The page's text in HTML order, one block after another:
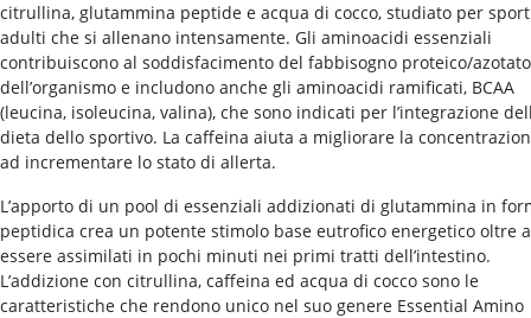
citrullina, glutammina peptide e acqua di cocco, studiato per
adulti che si allenano intensamente. Gli aminoacidi essenziali
contribuiscono al soddisfacimento del fabbisogno proteico/azotato
dell’organismo e includono anche gli aminoacidi ramificati, BCAA
(leucina, isoleucina, valina), che sono indicati per l’integrazione
dieta dello sportivo. La caffeina aiuta a migliorare la
ad incrementare lo stato di allerta.
L’apporto di un pool di essenziali addizionati di glutammina in
peptidica crea un potente stimolo base eutrofico energetico oltre
essere assimilati in pochi minuti nei primi tratti dell’intestino.
L’addizione con citrullina, caffeina ed acqua di cocco sono le
caratteristiche che rendono unico nel suo genere Essential Amino